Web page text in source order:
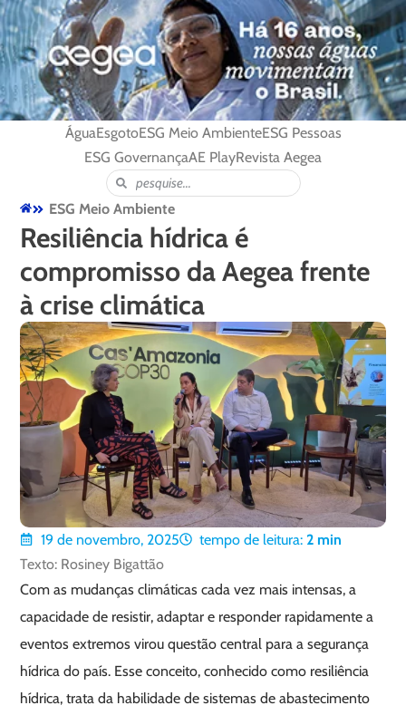
ÁguaEsgotoESG Meio AmbienteESG Pessoas
ESG GovernançaAE PlayRevista Aegea
ESG Meio Ambiente
Resiliência hídrica é
compromisso da Aegea frente
à crise climática
19 de novembro, 2025 tempo de leitura: 2 min
Texto: Rosiney Bigattão
Com as mudanças climáticas cada vez mais intensas, a
capacidade de resistir, adaptar e responder rapidamente a
eventos extremos virou questão central para a segurança
hídrica do país. Esse conceito, conhecido como resiliência
hídrica, trata da habilidade de sistemas de abastecimento